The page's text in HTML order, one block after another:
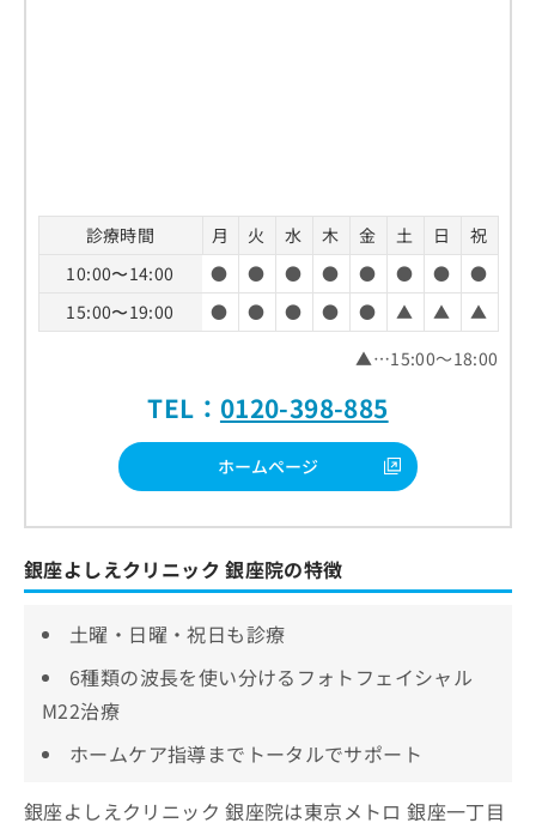
診療時間 月 火 水 木 金 土 日
祝
10:00〜14:00
● ● ● ● ● ● ●
●
15:00〜19:00
● ● ● ● ● ▲ ▲
▲
▲…15:00～18:00
TEL： 0120-398-885
ホームページ
銀座よしえクリニック 銀座院の特徴
土曜・日曜・祝日も診療
6種類の波長を使い分けるフォトフェイシャル
M22治療
ホームケア指導までトータルでサポート
銀座よしえクリニック 銀座院は東京メトロ 銀座一丁目